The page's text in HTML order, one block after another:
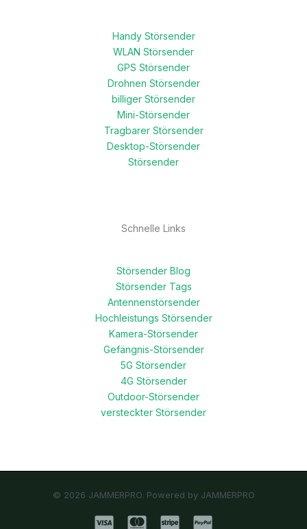
Handy Störsender
WLAN Störsender
GPS Störsender
Drohnen Störsender
billiger Störsender
Mini-Störsender
Tragbarer Störsender
Desktop-Störsender
Störsender
Schnelle Links
Störsender Blog
Störsender Tags
Antennenstörsender
Hochleistungs Störsender
Kamera-Störsender
Gefängnis-Störsender
5G Störsender
4G Störsender
Outdoor-Störsender
versteckter Störsender
© 2026 JAMMERPRO. Powered by JAMMERPRO